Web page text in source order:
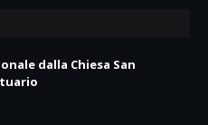
dalla Chiesa San